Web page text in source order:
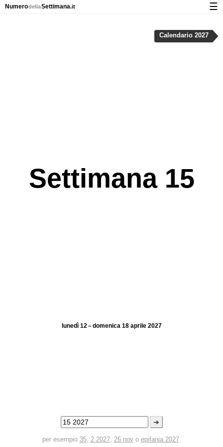
Settimana 15
lunedì 12 – domenica 18 aprile 2027
➜
per esempio 35, 2 2027, 26 novo epifania 2027.
Calendario 2027
NumerodellaSettimana.it ☰